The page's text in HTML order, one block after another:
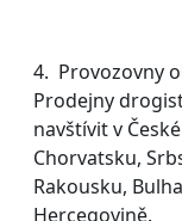
4. Provozovny
Prodejny
navštívit v
Chorvatsku,
Rakousku,
Hercegovině.